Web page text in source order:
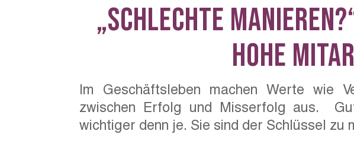
„Schlechte
hohe
Im Geschäftsleben machen Werte wie
zwischen Erfolg und Misserfolg aus.
wichtiger denn je. Sie sind der Schlüssel zu